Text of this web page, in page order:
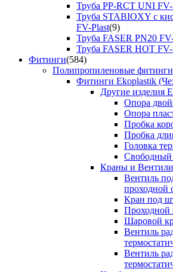
Труба PP-RCT UNI
Труба STABIOXY с
FV-Plast(9)
Труба FASER PN20
Труба FASER HOT FV-
Фитинги(584)
Полипропиленовые фитинги
Фитинги Ekoplastik
Другие изделия
Опора
Опора
Пробка
Пробка
Головка
Свободный
Краны и
Вентиль
проходной
Кран под
Проходной
Шаровой
Вентиль
Вентиль